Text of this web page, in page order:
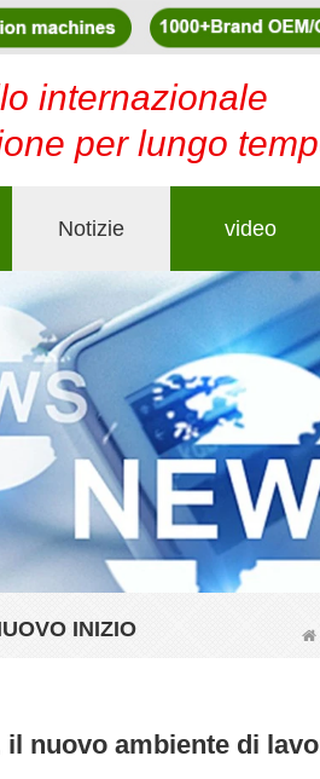
internazionale
per lungo
Notizie video
INIZIO
il nuovo ambiente di